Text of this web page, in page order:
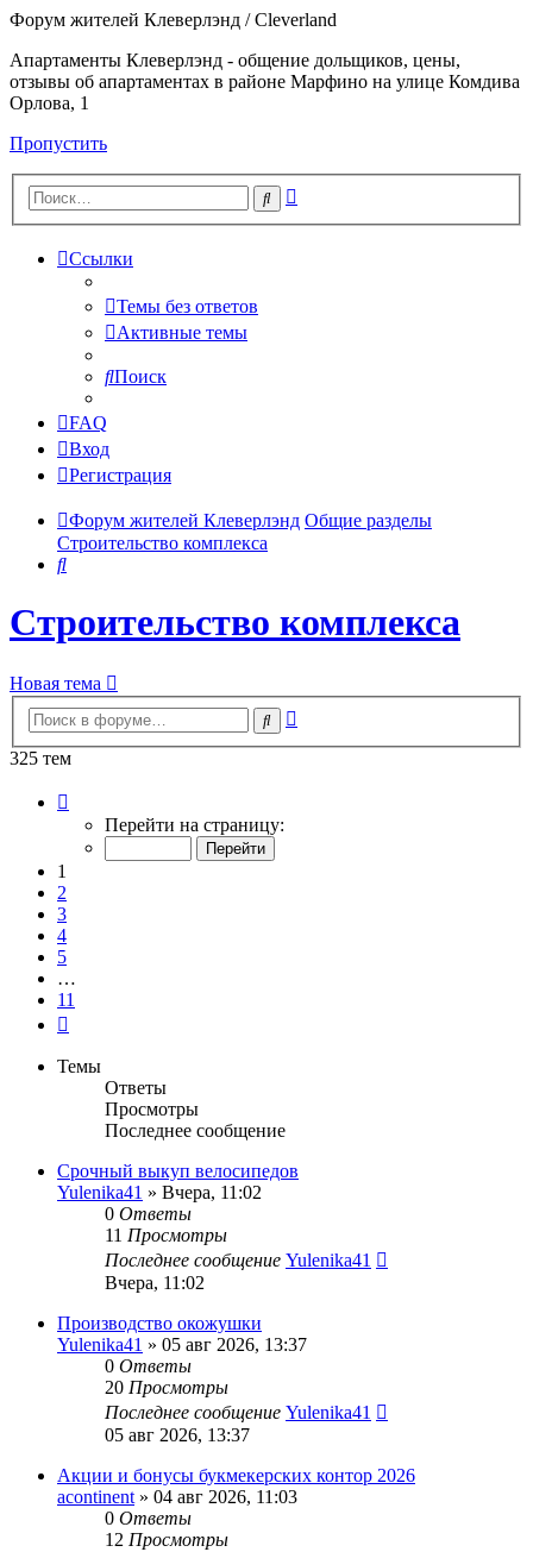
Форум жителей Клеверлэнд / Cleverland
Апартаменты Клеверлэнд - общение дольщиков, цены,
отзывы об апартаментах в районе Марфино на улице Комдива
Орлова, 1
Пропустить
Поиск
Ссылки
Темы без ответов
Активные темы
Поиск
FAQ
Вход
Регистрация
Форум жителей Клеверлэнд Общие разделы
Строительство комплекса
Поиск
Строительство комплекса
Новая тема
Поиск
325 тем
Перейти на страницу:
1
2
3
4
5
…
11
Темы
Ответы
Просмотры
Последнее сообщение
Срочный выкуп велосипедов
Yulenika41 » Вчера, 11:02
0 Ответы
11 Просмотры
Последнее сообщение Yulenika41
Вчера, 11:02
Производство окожушки
Yulenika41 » 05 авг 2026, 13:37
0 Ответы
20 Просмотры
Последнее сообщение Yulenika41
05 авг 2026, 13:37
Акции и бонусы букмекерских контор 2026
acontinent » 04 авг 2026, 11:03
0 Ответы
12 Просмотры